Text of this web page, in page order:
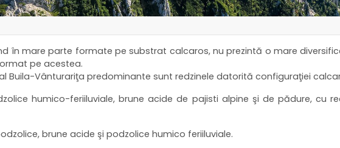
în mare parte formate pe substrat calcaros, nu prezintă o mare
pe acestea.
Buila-Vânturariţa predominante sunt redzinele datorită configuraţiei
humico-feriiluviale, brune acide de pajisti alpine şi de pădure, cu
brune acide şi podzolice humico feriiluviale.